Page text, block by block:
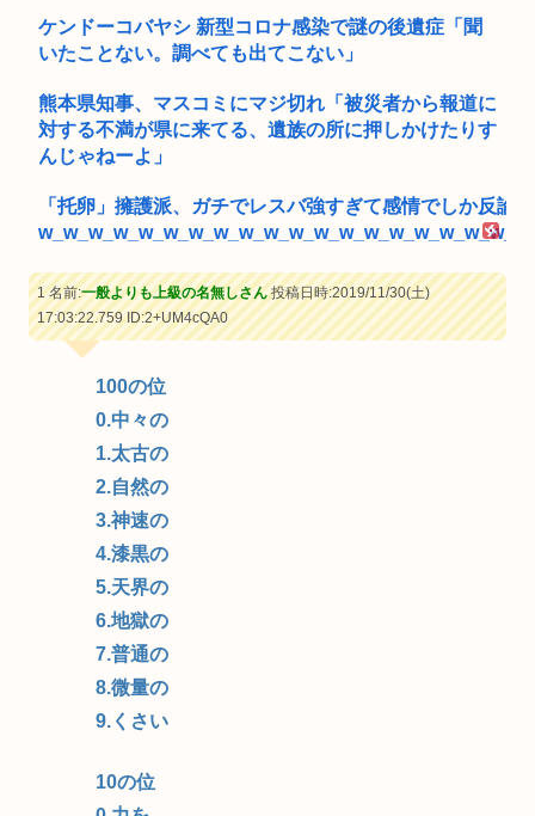
ケンドーコバヤシ 新型コロナ感染で謎の後遺症「聞
いたことない。調べても出てこない」
熊本県知事、マスコミにマジ切れ「被災者から報道に
対する不満が県に来てる、遺族の所に押しかけたりす
んじゃねーよ」
「托卵」擁護派、ガチでレスバ強すぎて感情でしか反論
1 名前:一般よりも上級の名無しさん投稿日時:2019/11/30(土)
17:03:22.759ID:2+UM4cQA0
100の位
0.中々の
1.太古の
2.自然の
3.神速の
4.漆黒の
5.天界の
6.地獄の
7.普通の
8.微量の
9.くさい
10の位